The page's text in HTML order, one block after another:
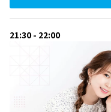
21:30 - 22:00